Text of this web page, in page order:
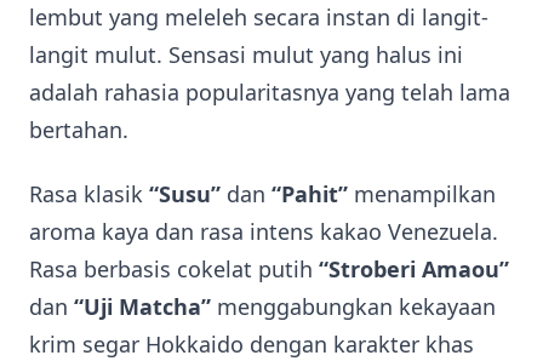
lembut yang meleleh secara instan di langit-
langit mulut. Sensasi mulut yang halus ini
adalah rahasia popularitasnya yang telah lama
bertahan.
Rasa klasik “Susu” dan “Pahit” menampilkan
aroma kaya dan rasa intens kakao Venezuela.
Rasa berbasis cokelat putih “Stroberi Amaou”
dan “Uji Matcha” menggabungkan kekayaan
krim segar Hokkaido dengan karakter khas